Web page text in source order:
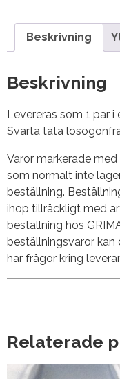
Beskrivning
Beskrivning
Levereras som 1 par i
Svarta täta
Varor markerade
som normalt inte
beställning.
ihop tillräckligt med
beställning hos
beställningsvaror kan
har frågor kring
Relaterade